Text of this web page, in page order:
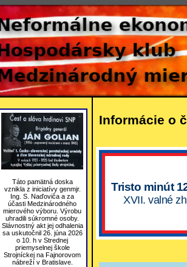
Táto pamätná doska
vznikla z iniciatívy genmjr.
Ing. S. Naďoviča a za
účasti Medzinárodného
mierového výboru. Výrobu
uhradili súkromné osoby.
Slávnostný akt jej odhalenia
sa uskutočnil 26. júna 2026
o 10. h v Strednej
priemyselnej škole
Strojníckej na Fajnorovom
nábreží v Bratislave.
Informácie o
Tristo minút
XVII. valné